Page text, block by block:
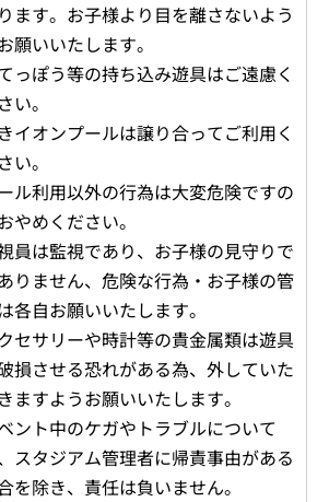
ます。お子様より目を離さないよう
願いいたします。
っぽう等の持ち込み遊具はご遠慮く
い。
イオンプールは譲り合ってご利用く
い。
ル利用以外の行為は大変危険ですの
やめください。
員は監視であり、お子様の見守りで
りません、危険な行為・お子様の管
各自お願いいたします。
セサリーや時計等の貴金属類は遊具
損させる恐れがある為、外していた
ますようお願いいたします。
ント中のケガやトラブルについて
スタジアム管理者に帰責事由がある
を除き、責任は負いません。